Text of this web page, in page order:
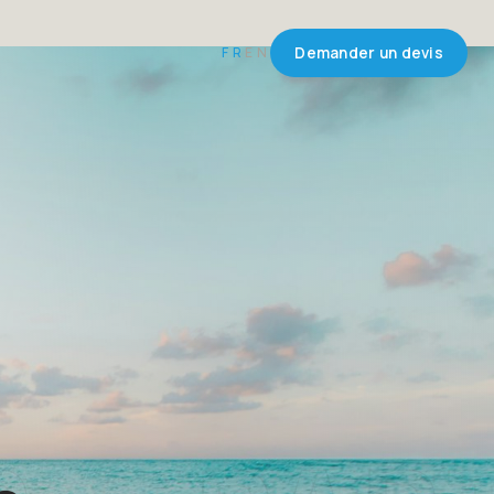
FREN Demander un devis